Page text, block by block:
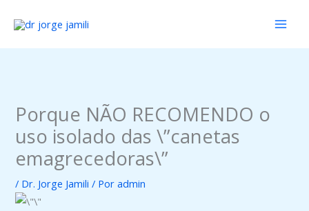
para
o
Porque NÃO RECOMENDO o
uso isolado das \”canetas
emagrecedoras\”
/ Dr. Jorge Jamili / Poradmin